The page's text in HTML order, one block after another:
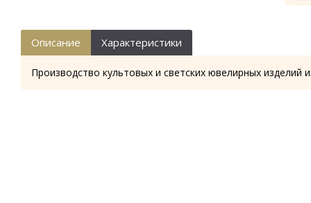
Описание Характеристики
Производство культовых и светских ювелирных изделий